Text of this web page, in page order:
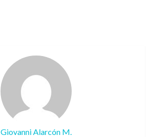
Giovanni Alarcón M.